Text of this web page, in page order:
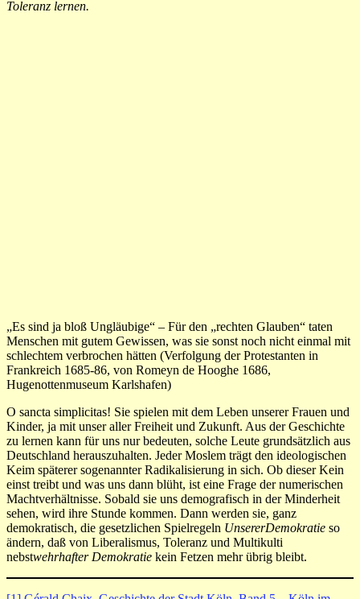
Toleranz lernen.
„Es sind ja bloß Ungläubige“ – Für den „rechten Glauben“ taten
Menschen mit gutem Gewissen, was sie sonst noch nicht einmal mit
schlechtem verbrochen hätten (Verfolgung der Protestanten in
Frankreich 1685-86, von Romeyn de Hooghe 1686,
Hugenottenmuseum Karlshafen)
O sancta simplicitas! Sie spielen mit dem Leben unserer Frauen und
Kinder, ja mit unser aller Freiheit und Zukunft. Aus der Geschichte
zu lernen kann für uns nur bedeuten, solche Leute grundsätzlich aus
Deutschland herauszuhalten. Jeder Moslem trägt den ideologischen
Keim späterer sogenannter Radikalisierung in sich. Ob dieser Kein
einst treibt und was uns dann blüht, ist eine Frage der numerischen
Machtverhältnisse. Sobald sie uns demografisch in der Minderheit
sehen, wird ihre Stunde kommen. Dann werden sie, ganz
demokratisch, die gesetzlichen Spielregeln UnsererDemokratie so
ändern, daß von Liberalismus, Toleranz und Multikulti
nebstwehrhafter Demokratie kein Fetzen mehr übrig bleibt.